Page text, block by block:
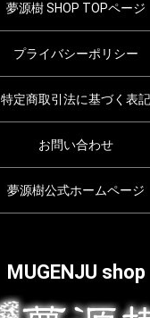
夢源樹 SHOP TOPページ
プライバシーポリシー
特定商取引法に基づく表記
お問い合わせ
夢源樹公式ホームページ
MUGENJU shop